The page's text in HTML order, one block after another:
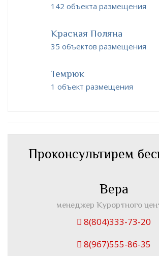
142 объекта размещения
Красная Поляна
35 объектов размещения
Темрюк
1 объект размещения
Проконсультирем
Вера
менеджер Курортного
8(804)333-73-20
8(967)555-86-35